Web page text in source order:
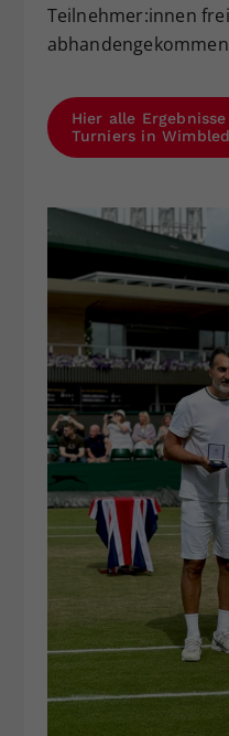
Teilnehmer:innen
Hier alle
Turniers in